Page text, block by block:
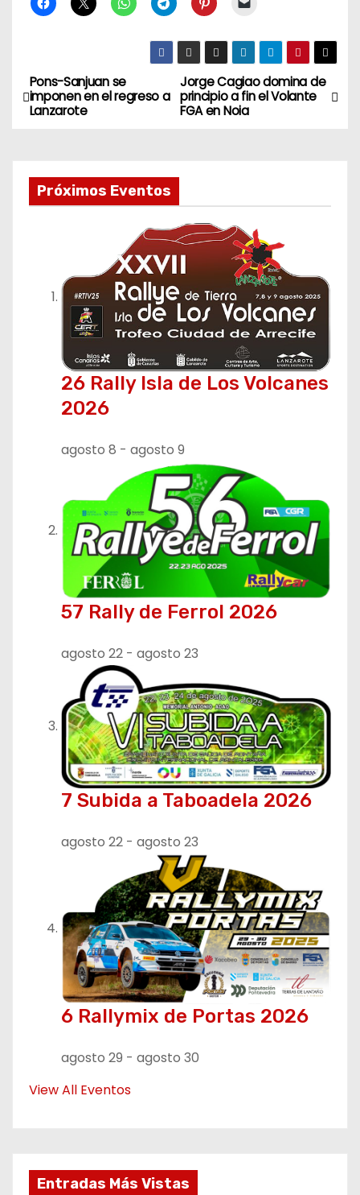
N
a
Jorge Cagiao domina de
principio a fin el Volante
FGA en Noia
Pons-Sanjuan se
imponen en el regreso a
Lanzarote
Próximos Eventos
26 Rally Isla de Los Volcanes
2026
agosto 8 - agosto 9
57 Rally de Ferrol 2026
agosto 22 - agosto 23
7 Subida a Taboadela 2026
agosto 22 - agosto 23
6 Rallymix de Portas 2026
agosto 29 - agosto 30
View All Eventos
Entradas Más Vistas